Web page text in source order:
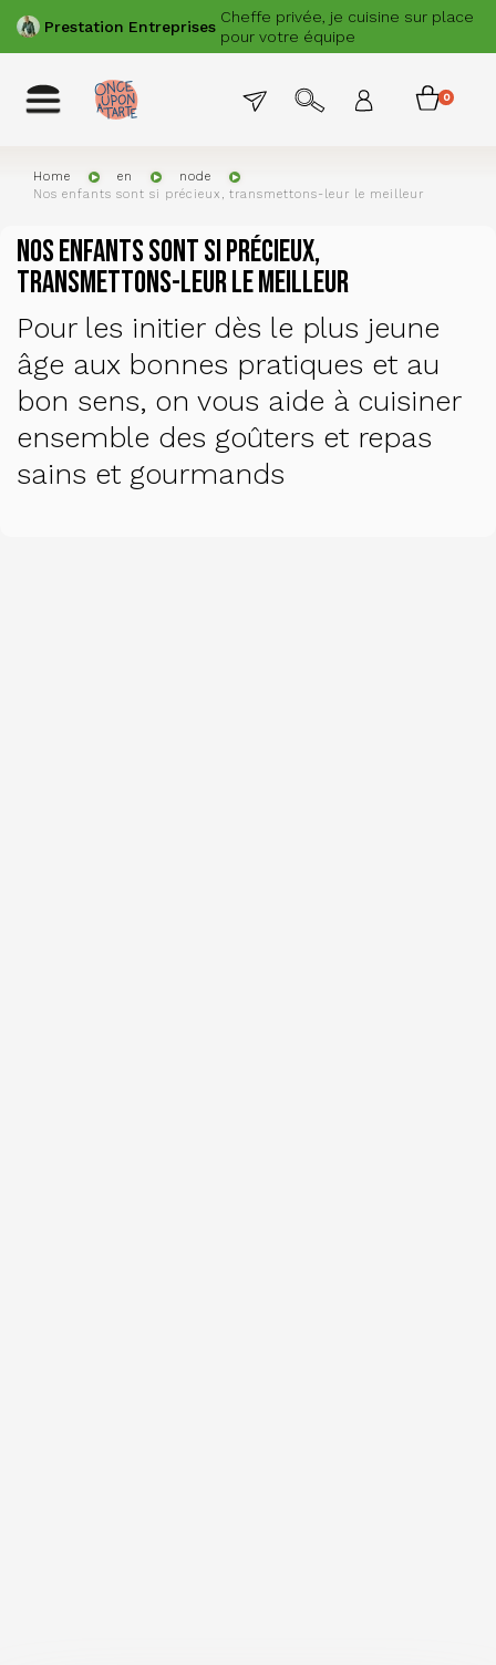
Skip
to
main
Prestation Entreprises
Cheffe privée, je cuisine sur place
pour votre équipe
PREVIOUS NEXT
Toggle
navigation
Menu
permanent
Menu
de
0
Home en
node
Nos enfants sont si précieux, transmettons-leur le meilleur
Nos enfants sont si précieux,
transmettons-leur le meilleur
Pour les initier dès le plus jeune
âge aux bonnes pratiques et au
bon sens, on vous aide à cuisiner
ensemble des goûters et repas
sains et gourmands